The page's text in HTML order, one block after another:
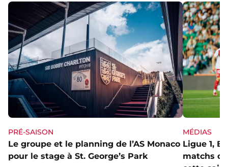
PRÉ-SAISON
Le groupe et le planning de l’AS Monaco
pour le stage à St. George’s Park
MÉDIAS
Ligue 1,
matchs